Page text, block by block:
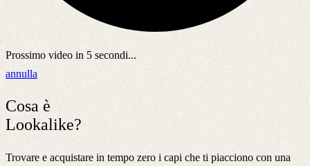
Prossimo video in 5 secondi...
annulla
Cosa è
Lookalike?
Trovare e acquistare in tempo zero i capi che ti piacciono con una